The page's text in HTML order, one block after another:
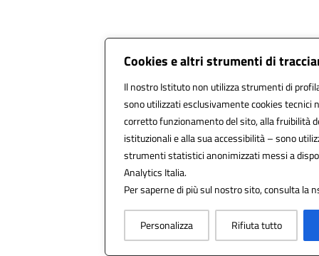
Cookies e altri strumenti di
Il nostro Istituto non utilizza strumenti di
sono utilizzati esclusivamente cookies tecnici
corretto funzionamento del sito, alla fruibilità
istituzionali e alla sua accessibilità – sono
strumenti statistici anonimizzati messi a
Analytics Italia.
Per saperne di più sul nostro sito, consulta la
Personalizza Rifiuta tutto